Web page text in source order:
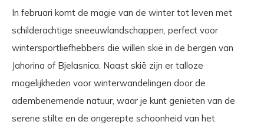
In februari komt de magie van de winter tot leven met
schilderachtige sneeuwlandschappen, perfect voor
wintersportliefhebbers die willen skië in de bergen van
Jahorina of Bjelasnica. Naast skië zijn er talloze
mogelijkheden voor winterwandelingen door de
adembenemende natuur, waar je kunt genieten van de
serene stilte en de ongerepte schoonheid van het